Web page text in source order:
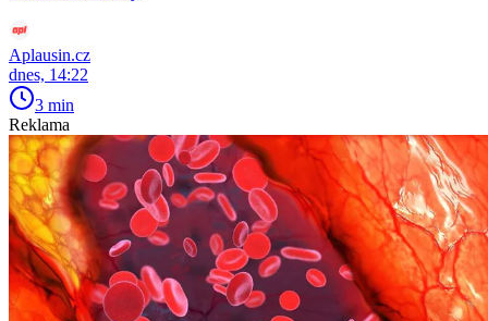
Aplausin.cz
dnes, 14:22
3 min
Reklama